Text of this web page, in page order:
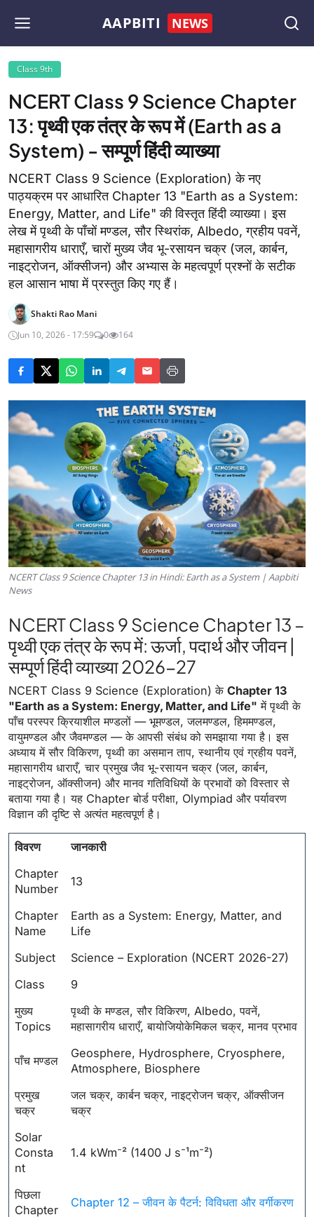
AAPBITI NEWS
Class 9th
NCERT Class 9 Science Chapter
13: पृथ्वी एक तंत्र के रूप में (Earth as a
System) - सम्पूर्ण हिंदी व्याख्या
NCERT Class 9 Science (Exploration) के नए
पाठ्यक्रम पर आधारित Chapter 13 "Earth as a System:
Energy, Matter, and Life" की विस्तृत हिंदी व्याख्या। इस
लेख में पृथ्वी के पाँचों मण्डल, सौर स्थिरांक, Albedo, ग्रहीय पवनें,
महासागरीय धाराएँ, चारों मुख्य जैव भू-रसायन चक्र (जल, कार्बन,
नाइट्रोजन, ऑक्सीजन) और अभ्यास के महत्वपूर्ण प्रश्नों के सटीक
हल आसान भाषा में प्रस्तुत किए गए हैं।
Shakti Rao Mani
Jun 10, 2026 - 17:59
0 164
NCERT Class 9 Science Chapter 13 in Hindi: Earth as a System | Aapbiti
News
NCERT Class 9 Science Chapter 13 –
पृथ्वी एक तंत्र के रूप में: ऊर्जा, पदार्थ और जीवन |
सम्पूर्ण हिंदी व्याख्या 2026-27
NCERT Class 9 Science (Exploration) के Chapter 13
"Earth as a System: Energy, Matter, and Life" में पृथ्वी के
पाँच परस्पर क्रियाशील मण्डलों — भूमण्डल, जलमण्डल, हिममण्डल,
वायुमण्डल और जैवमण्डल — के आपसी संबंध को समझाया गया है। इस
अध्याय में सौर विकिरण, पृथ्वी का असमान ताप, स्थानीय एवं ग्रहीय पवनें,
महासागरीय धाराएँ, चार प्रमुख जैव भू-रसायन चक्र (जल, कार्बन,
नाइट्रोजन, ऑक्सीजन) और मानव गतिविधियों के प्रभावों को विस्तार से
बताया गया है। यह Chapter बोर्ड परीक्षा, Olympiad और पर्यावरण
विज्ञान की दृष्टि से अत्यंत महत्वपूर्ण है।
विवरण
जानकारी
Chapter
Number
13
Chapter
Name
Earth as a System: Energy, Matter, and
Life
Subject
Science – Exploration (NCERT 2026-27)
Class
9
मुख्य
Topics
पृथ्वी के मण्डल, सौर विकिरण, Albedo, पवनें,
महासागरीय धाराएँ, बायोजियोकेमिकल चक्र, मानव प्रभाव
पाँच मण्डल
Geosphere, Hydrosphere, Cryosphere,
Atmosphere, Biosphere
प्रमुख
चक्र
जल चक्र, कार्बन चक्र, नाइट्रोजन चक्र, ऑक्सीजन
चक्र
Solar
Consta
nt
1.4 kWm⁻² (1400 J s⁻¹m⁻²)
पिछला
Chapter
Chapter 12 – जीवन के पैटर्न: विविधता और वर्गीकरण